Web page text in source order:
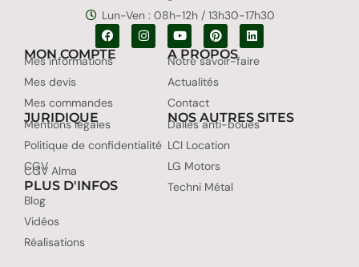
Lun-Ven : 08h-12h / 13h30-17h30
MON COMPTE
Mes informations
Mes devis
Mes commandes
JURIDIQUE
Mentions légales
Politique de confidentialité
CGV
CGV Alma
A PROPOS
Notre savoir-faire
Actualités
Contact
NOS AUTRES SITES
Dalles anti-boues
LCI Location
LG Motors
Techni Métal
PLUS D'INFOS
Blog
Vidéos
Réalisations